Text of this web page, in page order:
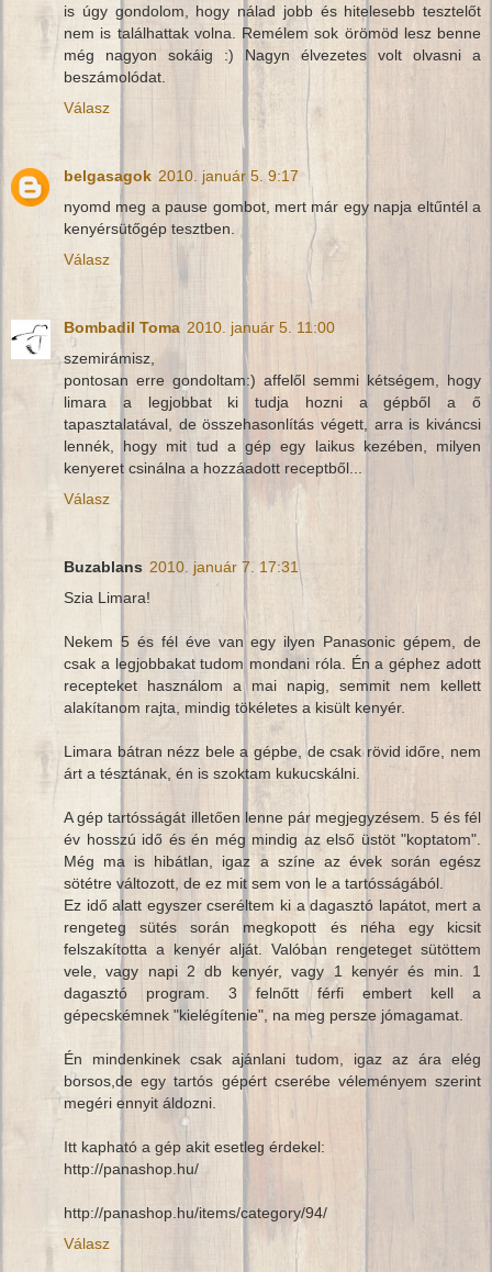
is úgy gondolom, hogy nálad jobb és hitelesebb tesztelőt
nem is találhattak volna. Remélem sok örömöd lesz benne
még nagyon sokáig :) Nagyn élvezetes volt olvasni a
beszámolódat.
Válasz
belgasagok 2010. január 5. 9:17
nyomd meg a pause gombot, mert már egy napja eltűntél a
kenyérsütőgép tesztben.
Válasz
Bombadil Toma 2010. január 5. 11:00
szemirámisz,
pontosan erre gondoltam:) affelől semmi kétségem, hogy
limara a legjobbat ki tudja hozni a gépből a ő
tapasztalatával, de összehasonlítás végett, arra is kiváncsi
lennék, hogy mit tud a gép egy laikus kezében, milyen
kenyeret csinálna a hozzáadott receptből...
Válasz
Buzablans 2010. január 7. 17:31
Szia Limara!
Nekem 5 és fél éve van egy ilyen Panasonic gépem, de
csak a legjobbakat tudom mondani róla. Én a géphez adott
recepteket használom a mai napig, semmit nem kellett
alakítanom rajta, mindig tökéletes a kisült kenyér.
Limara bátran nézz bele a gépbe, de csak rövid időre, nem
árt a tésztának, én is szoktam kukucskálni.
A gép tartósságát illetően lenne pár megjegyzésem. 5 és fél
év hosszú idő és én még mindig az első üstöt "koptatom".
Még ma is hibátlan, igaz a színe az évek során egész
sötétre változott, de ez mit sem von le a tartósságából.
Ez idő alatt egyszer cseréltem ki a dagasztó lapátot, mert a
rengeteg sütés során megkopott és néha egy kicsit
felszakította a kenyér alját. Valóban rengeteget sütöttem
vele, vagy napi 2 db kenyér, vagy 1 kenyér és min. 1
dagasztó program. 3 felnőtt férfi embert kell a
gépecskémnek "kielégítenie", na meg persze jómagamat.
Én mindenkinek csak ajánlani tudom, igaz az ára elég
borsos,de egy tartós gépért cserébe véleményem szerint
megéri ennyit áldozni.
Itt kapható a gép akit esetleg érdekel:
http://panashop.hu/
http://panashop.hu/items/category/94/
Válasz